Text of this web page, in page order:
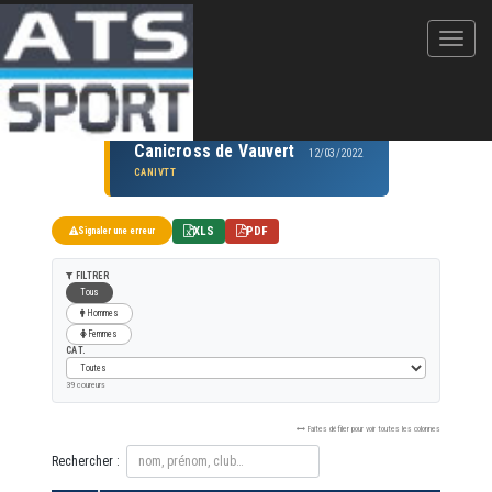
Canicross de Vauvert 12/03/2022
CANIVTT
Signaler une erreur XLS PDF
FILTRER
Tous
Hommes
Femmes
CAT.
39 coureurs
Faites défiler pour voir toutes les colonnes
Rechercher :